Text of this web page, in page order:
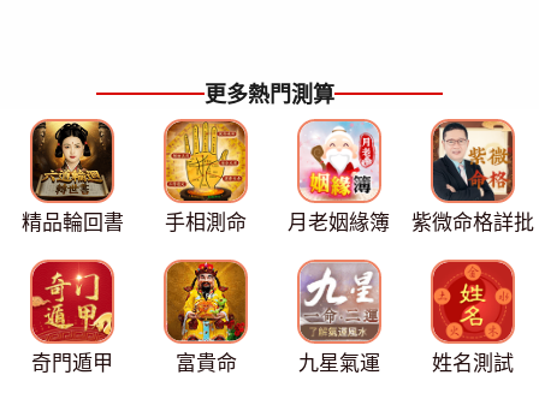
更多熱門測算
精品輪回書 手相測命 月老姻緣簿 紫微命格詳批
奇門遁甲 富貴命 九星氣運 姓名測試